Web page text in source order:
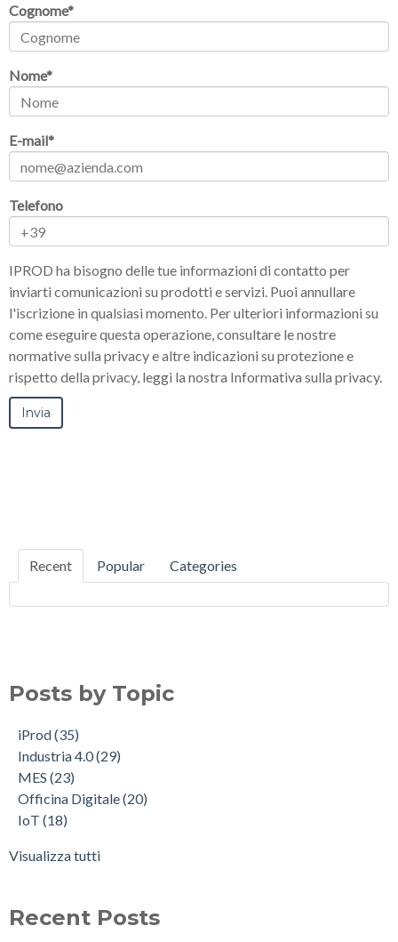
Cognome*
Nome*
E-mail*
Telefono
IPROD ha bisogno delle tue informazioni di contatto per
inviarti comunicazioni su prodotti e servizi. Puoi annullare
l'iscrizione in qualsiasi momento. Per ulteriori informazioni su
come eseguire questa operazione, consultare le nostre
normative sulla privacy e altre indicazioni su protezione e
rispetto della privacy, leggi la nostra Informativa sulla privacy.
Recent Popular Categories
Posts by Topic
iProd(35)
Industria 4.0(29)
MES (23)
Officina Digitale(20)
IoT (18)
Visualizza tutti
Recent Posts